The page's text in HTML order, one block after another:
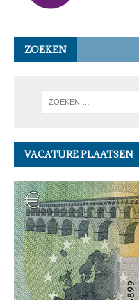
ZOEKEN
VACATURE PLAATSEN